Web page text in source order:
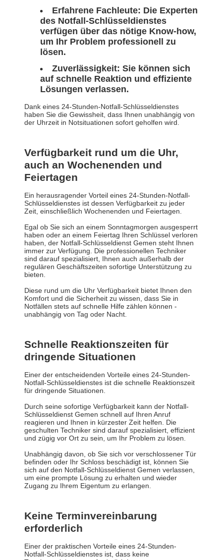
Erfahrene Fachleute: Die Experten
des Notfall-Schlüsseldienstes
verfügen über das nötige Know-how,
um Ihr Problem professionell zu
lösen.
Zuverlässigkeit: Sie können sich
auf schnelle Reaktion und effiziente
Lösungen verlassen.
Dank eines 24-Stunden-Notfall-Schlüsseldienstes
haben Sie die Gewissheit, dass Ihnen unabhängig von
der Uhrzeit in Notsituationen sofort geholfen wird.
Verfügbarkeit rund um die Uhr,
auch an Wochenenden und
Feiertagen
Ein herausragender Vorteil eines 24-Stunden-Notfall-
Schlüsseldienstes ist dessen Verfügbarkeit zu jeder
Zeit, einschließlich Wochenenden und Feiertagen.
Egal ob Sie sich an einem Sonntagmorgen ausgesperrt
haben oder an einem Feiertag Ihren Schlüssel verloren
haben, der Notfall-Schlüsseldienst Gemen steht Ihnen
immer zur Verfügung. Die professionellen Techniker
sind darauf spezialisiert, Ihnen auch außerhalb der
regulären Geschäftszeiten sofortige Unterstützung zu
bieten.
Diese rund um die Uhr Verfügbarkeit bietet Ihnen den
Komfort und die Sicherheit zu wissen, dass Sie in
Notfällen stets auf schnelle Hilfe zählen können -
unabhängig von Tag oder Nacht.
Schnelle Reaktionszeiten für
dringende Situationen
Einer der entscheidenden Vorteile eines 24-Stunden-
Notfall-Schlüsseldienstes ist die schnelle Reaktionszeit
für dringende Situationen.
Durch seine sofortige Verfügbarkeit kann der Notfall-
Schlüsseldienst Gemen schnell auf Ihren Anruf
reagieren und Ihnen in kürzester Zeit helfen. Die
geschulten Techniker sind darauf spezialisiert, effizient
und zügig vor Ort zu sein, um Ihr Problem zu lösen.
Unabhängig davon, ob Sie sich vor verschlossener Tür
befinden oder Ihr Schloss beschädigt ist, können Sie
sich auf den Notfall-Schlüsseldienst Gemen verlassen,
um eine prompte Lösung zu erhalten und wieder
Zugang zu Ihrem Eigentum zu erlangen.
Keine Terminvereinbarung
erforderlich
Einer der praktischen Vorteile eines 24-Stunden-
Notfall-Schlüsseldienstes ist, dass keine